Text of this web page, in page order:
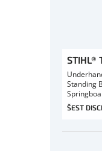
STIHL®
Standing
ŠEST